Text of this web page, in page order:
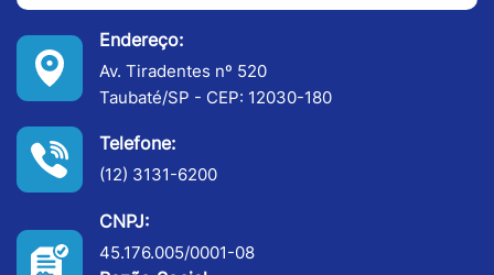
Endereço:
Av. Tiradentes nº 520
Taubaté/SP - CEP: 12030-180
Telefone:
(12) 3131-6200
CNPJ:
45.176.005/0001-08